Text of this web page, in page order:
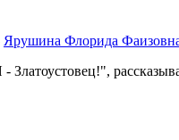
Ярушина Флорида
Златоустовец!",